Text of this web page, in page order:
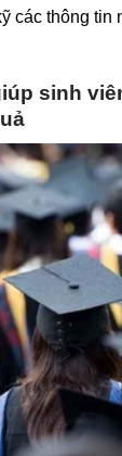
các thông tin
sinh